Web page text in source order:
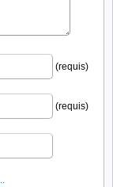
(requis)
(requis)